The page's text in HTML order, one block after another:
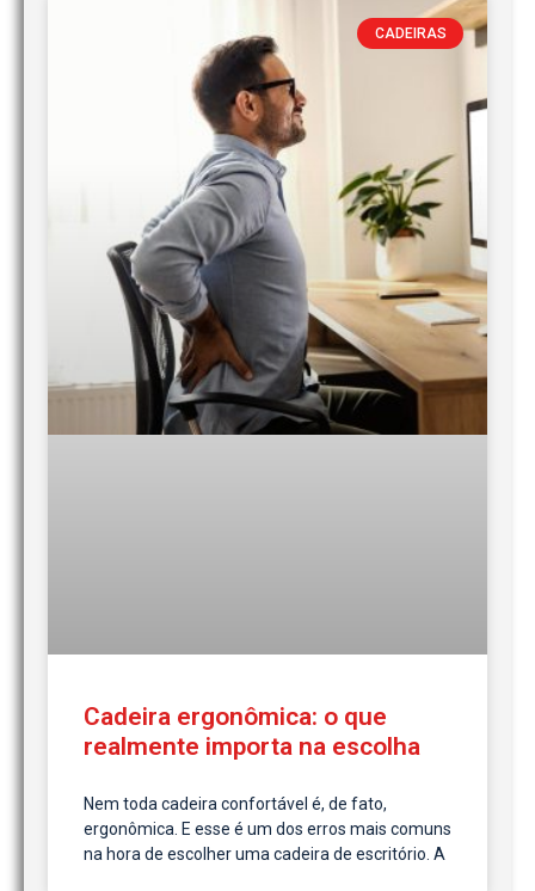
CADEIRAS
Cadeira ergonômica: o que
realmente importa na escolha
Nem toda cadeira confortável é, de fato,
ergonômica. E esse é um dos erros mais comuns
na hora de escolher uma cadeira de escritório. A